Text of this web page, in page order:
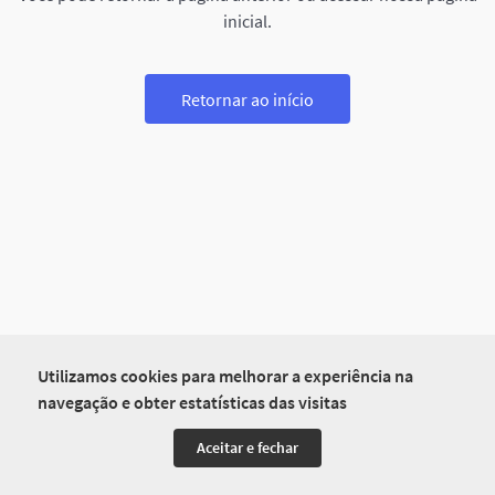
Utilizamos cookies para melhorar a experiência na
navegação e obter estatísticas das visitas
Aceitar e fechar
inicial.
Retornar ao início